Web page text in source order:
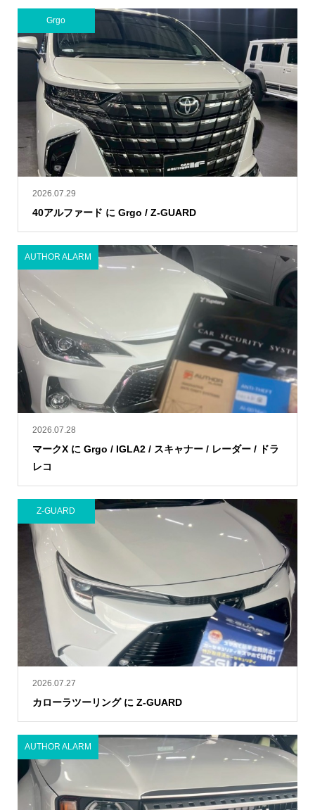
2026.07.29
40アルファード に Grgo / Z-GUARD
Grgo
2026.07.28
マークX に Grgo / IGLA2 / スキャナー / レーダー / ドラ
レコ
AUTHOR ALARM
2026.07.27
カローラツーリング に Z-GUARD
Z-GUARD
AUTHOR ALARM